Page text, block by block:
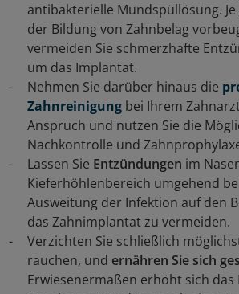
antibakterielle Mundspüllösung.
der Bildung von Zahnbelag
vermeiden Sie schmerzhafte
um das Implantat.
Nehmen Sie darüber hinaus die
Zahnreinigung bei Ihrem
Anspruch und nutzen Sie die
Nachkontrolle und
Lassen Sie Entzündungen im
Kieferhöhlenbereich umgehend
Ausweitung der Infektion auf den
das Zahnimplantat zu vermeiden.
Verzichten Sie schließlich
rauchen, und ernähren Sie sich
Erwiesenermaßen erhöht sich das